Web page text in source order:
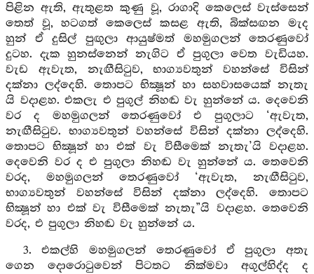
පිළින ඇති, ඇතුළත කුණු වූ, රාගාදි කෙලෙස් වැස්සෙන්
තෙත් වූ, හටගත් කෙලෙස් කසළ ඇති, බික්සඟන මැද
හුන් ඒ දුසිල් පුඟුලා ආයුෂ්මත් මහමුගලන් තෙරණුවෝ
දුටහ. දැක හුනස්නෙන් නැගිට ඒ පුගුලා වෙත වැඩියහ.
වැඩ ඇවැත, නැඟීසිටුව, භාග්‍යවතුන් වහන්සේ විසින්
දක්නා ලද්දෙහි. තොපට භික්‍ෂූන් හා සහවාසයෙක් නැතැ
යි වදාළහ. එකලැ එ පුගුල් නිහඬ වැ හුන්නේ ය. දෙවෙනි
වර ද මහමුගලන් තෙරණුවෝ එ පුගුලාට ‘ඇවැත,
නැඟීසිටුව. භාග්‍යවතුන් වහන්සේ විසින් දක්නා ලද්දෙහි.
තොපට භික්‍ෂූන් හා එක් වැ විසීමෙක් නැතැ’යි වදාළහ.
දෙවෙනි වර ද එ පුගුලා නිහඬ වැ හුන්නේ ය. තෙවෙනි
වරද, මහමුගලන් තෙරණුවෝ ‘ඇවැත, නැඟීසිටුව,
භාග්‍යවතුන් වහන්සේ විසින් දක්නා ලද්දෙහි. තොපට
භික්‍ෂූන් හා එක් වැ විසීමෙක් නැතැ”යි වදාළහ. තෙවෙනි
වරද, එ පුගුලා නිහඬ වැ හුන්නේ ය.
3. එකල්හි මහමුගලන් තෙරණුවෝ ඒ පුගුලා අතැ
ගෙන දොරොටුවෙන් පිටතට නික්මවා අගුල්හිද්ද ද